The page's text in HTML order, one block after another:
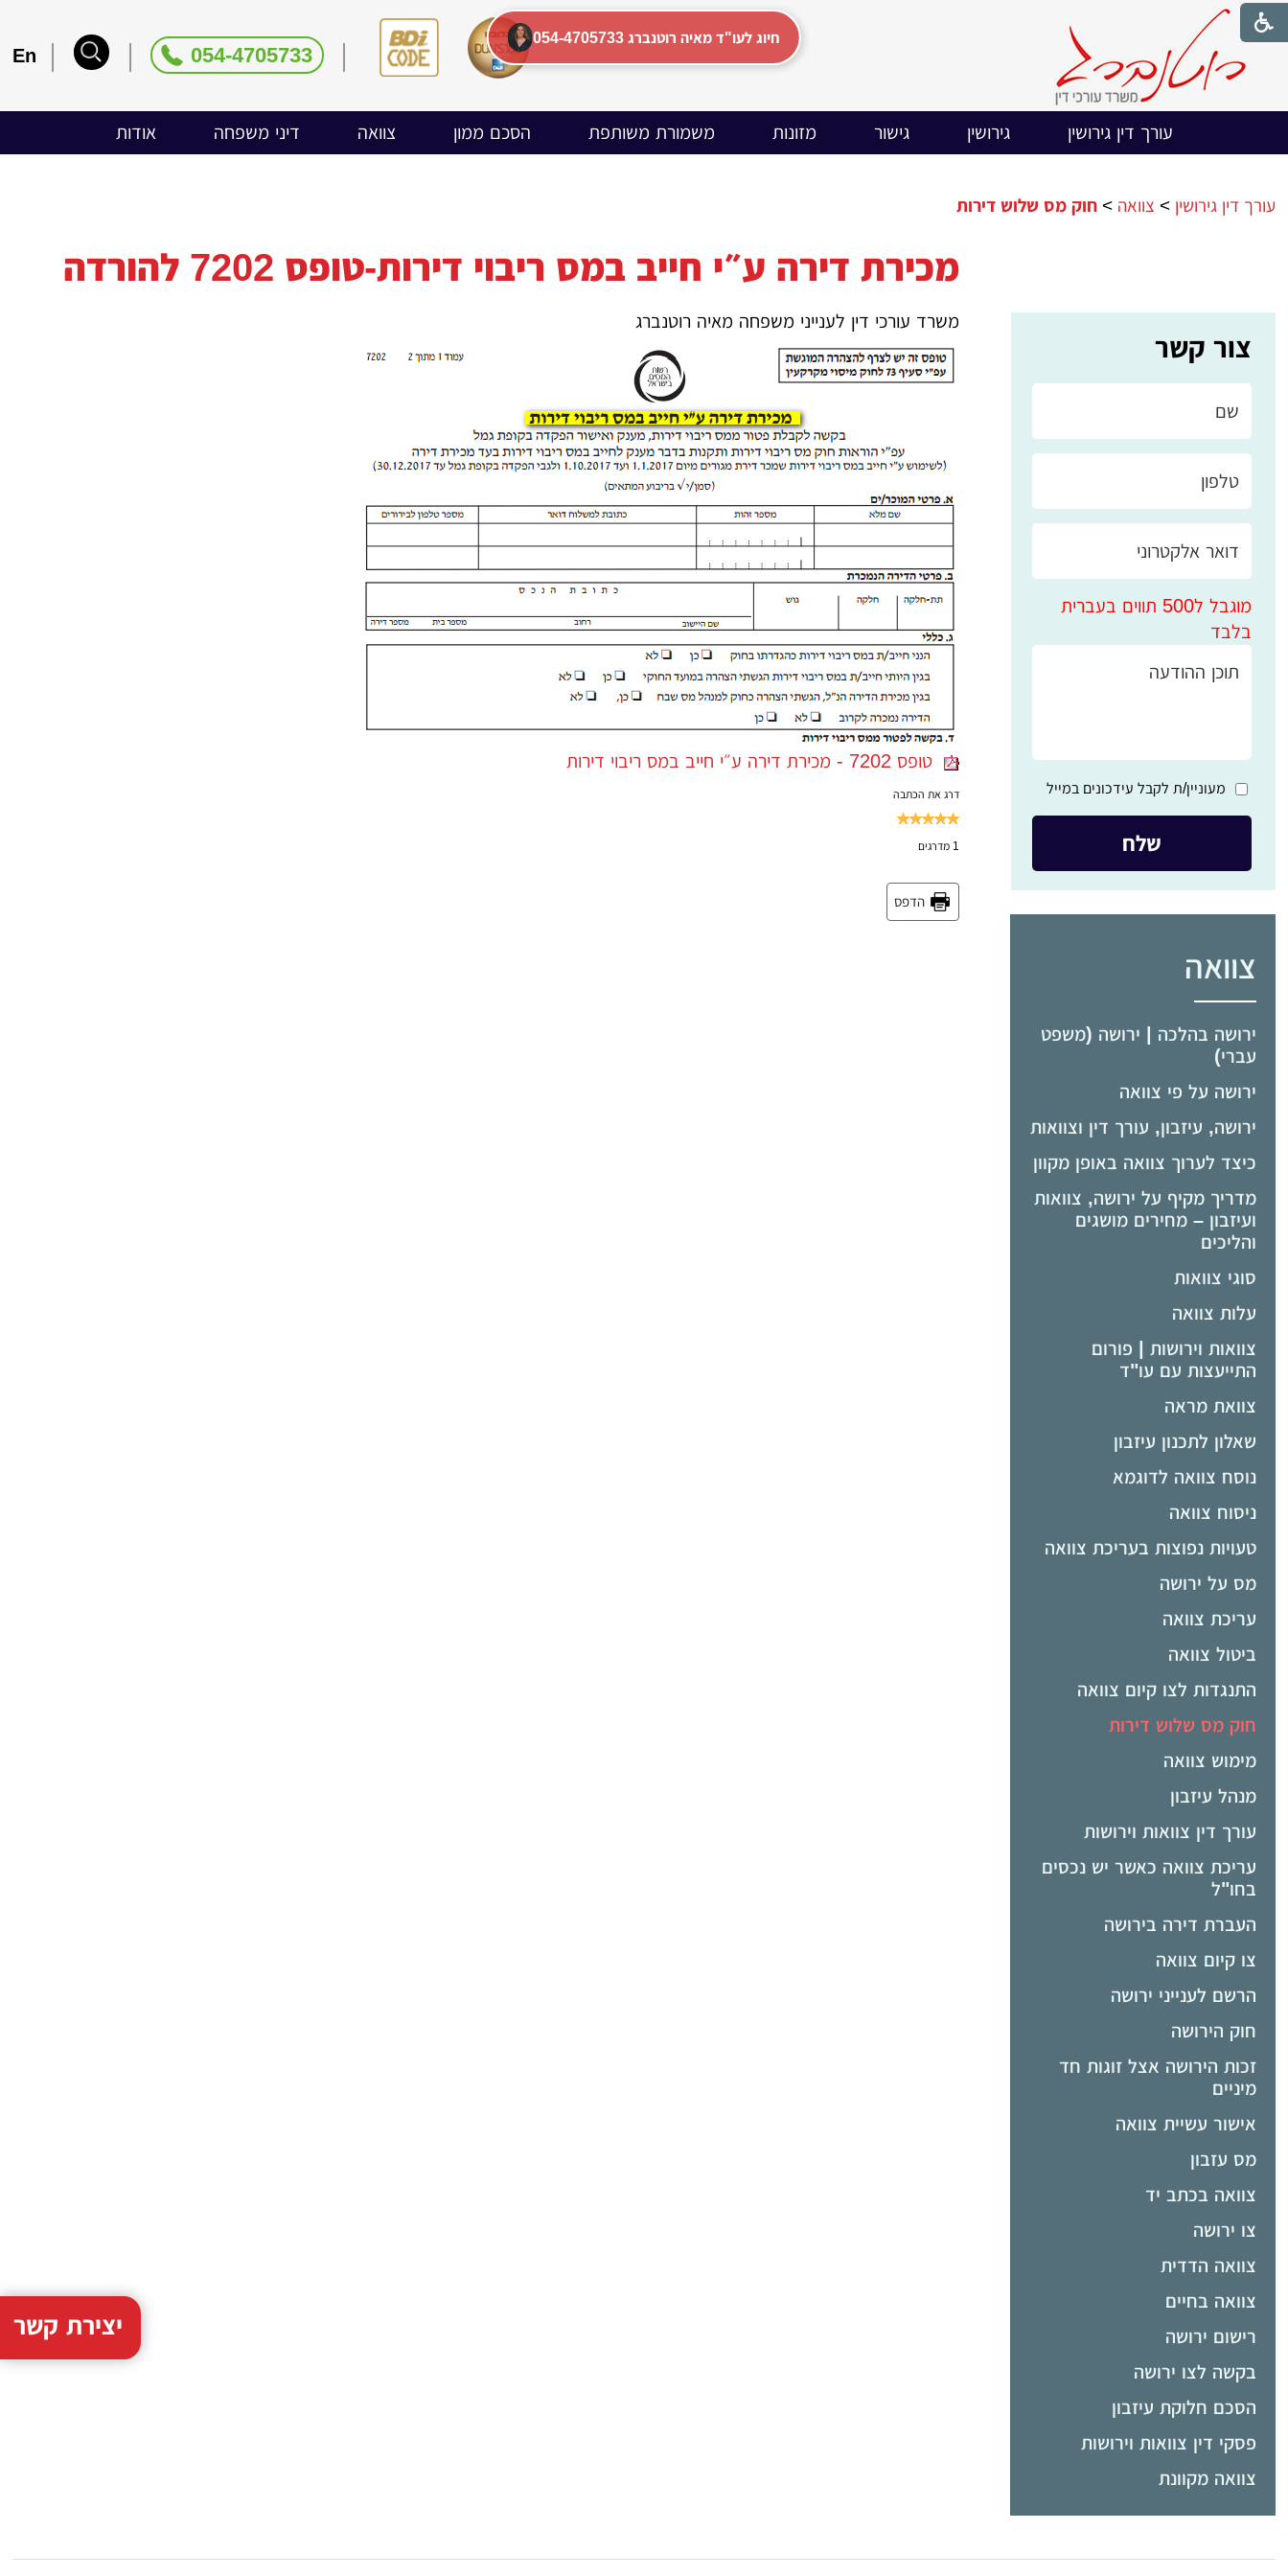
054-4705733
En
עורך דין גירושין גירושין גישור מזונות משמורת משותפת הסכם ממון צוואה דיני משפחה אודות
צור קשר
מוגבל ל500 תווים בעברית
בלבד
מעוניין/ת לקבל עידכונים במייל
צוואה
ירושה בהלכה | ירושה (משפט
עברי)
ירושה על פי צוואה
ירושה, עיזבון, עורך דין וצוואות
כיצד לערוך צוואה באופן מקוון
מדריך מקיף על ירושה, צוואות
ועיזבון – מחירים מושגים
והליכים
סוגי צוואות
עלות צוואה
צוואות וירושות | פורום
התייעצות עם עו"ד
צוואת מראה
שאלון לתכנון עיזבון
נוסח צוואה לדוגמא
ניסוח צוואה
טעויות נפוצות בעריכת צוואה
מס על ירושה
עריכת צוואה
ביטול צוואה
התנגדות לצו קיום צוואה
חוק מס שלוש דירות
מימוש צוואה
מנהל עיזבון
עורך דין צוואות וירושות
עריכת צוואה כאשר יש נכסים
בחו"ל
העברת דירה בירושה
צו קיום צוואה
הרשם לענייני ירושה
חוק הירושה
זכות הירושה אצל זוגות חד
מיניים
אישור עשיית צוואה
מס עזבון
צוואה בכתב יד
צו ירושה
צוואה הדדית
צוואה בחיים
רישום ירושה
בקשה לצו ירושה
הסכם חלוקת עיזבון
פסקי דין צוואות וירושות
צוואה מקוונת
עורך דין גירושין > צוואה >חוק מס שלוש דירות
מכירת דירה ע״י חייב במס ריבוי דירות-טופס 7202 להורדה
משרד עורכי דין לענייני משפחה מאיה רוטנברג
טופס 7202 - מכירת דירה ע״י חייב במס ריבוי דירות
דרג את הכתבה
1 מדרגים
הדפס
יצירת קשר
054-4705733 חיוג לעו"ד מאיה רוטנברג